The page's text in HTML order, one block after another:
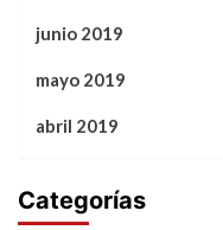
junio 2019
mayo 2019
abril 2019
Categorías